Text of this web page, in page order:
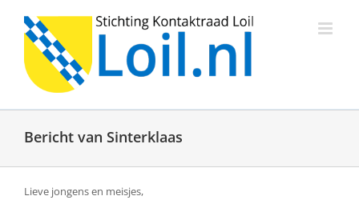
inhoud
Bericht van Sinterklaas
Lieve jongens en meisjes,